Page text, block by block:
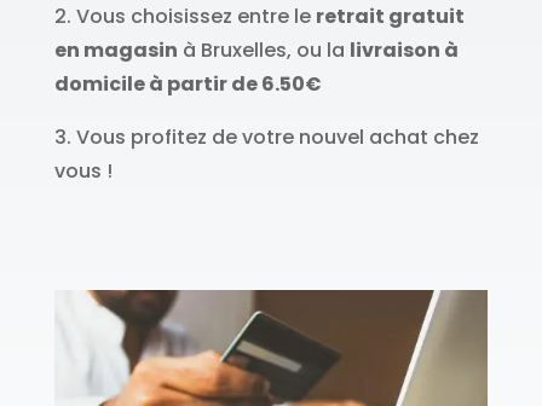
2. Vous choisissez entre le retrait gratuit
en magasin à Bruxelles, ou la livraison à
domicile à partir de 6.50€
3. Vous profitez de votre nouvel achat chez
vous !